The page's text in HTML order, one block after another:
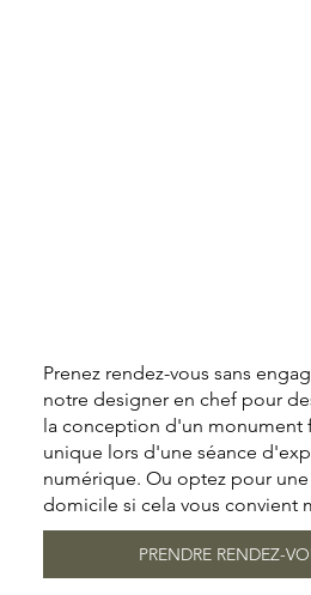
Prenez rendez-vous sans
notre designer en chef pour
la conception d'un monument
unique lors d'une séance
numérique. Ou optez pour une
domicile si cela vous convient
PRENDRE RENDEZ-